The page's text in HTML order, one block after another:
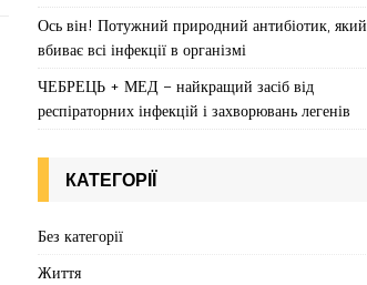
Ось він! Потужний природний антибіотик, який
вбиває всі інфекції в організмі
ЧЕБРЕЦЬ + МЕД – найкращий засіб від
респіраторних інфекцій і захворювань легенів
КАТЕГОРІЇ
Без категорії
Життя